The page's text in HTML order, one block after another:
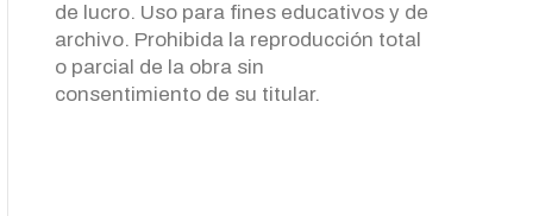
de lucro. Uso para fines educativos y de
archivo. Prohibida la reproducción total
o parcial de la obra sin
consentimiento de su titular.